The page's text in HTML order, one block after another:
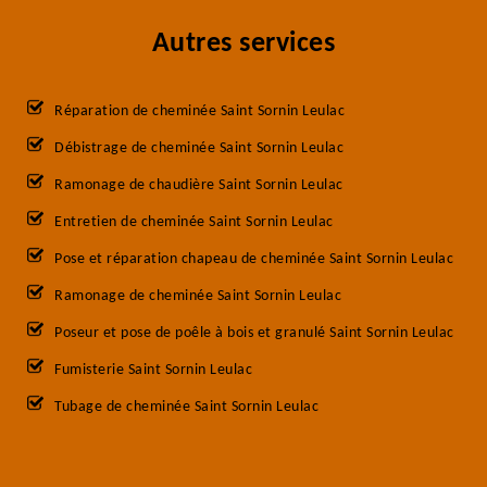
Autres services
Réparation de cheminée Saint Sornin Leulac
Débistrage de cheminée Saint Sornin Leulac
Ramonage de chaudière Saint Sornin Leulac
Entretien de cheminée Saint Sornin Leulac
Pose et réparation chapeau de cheminée Saint Sornin Leulac
Ramonage de cheminée Saint Sornin Leulac
Poseur et pose de poêle à bois et granulé Saint Sornin Leulac
Fumisterie Saint Sornin Leulac
Tubage de cheminée Saint Sornin Leulac